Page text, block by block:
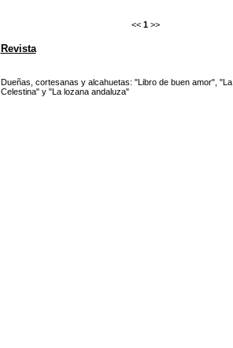
<< 1 >>
Revista
Dueñas, cortesanas y alcahuetas: "Libro de buen amor", "La
Celestina" y "La lozana andaluza"